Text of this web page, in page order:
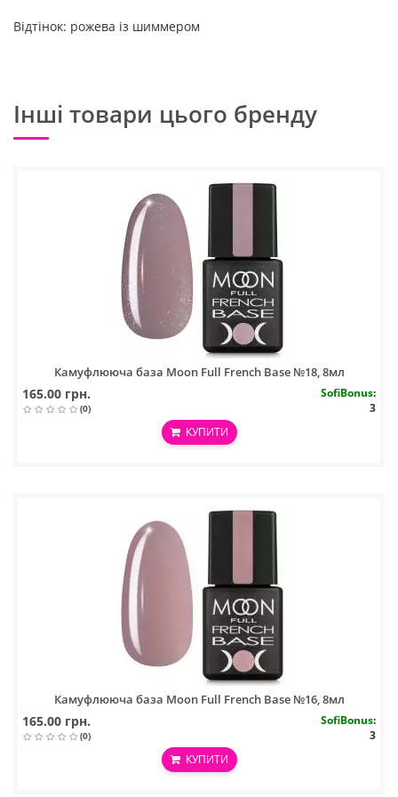
Відтінок: рожева із шиммером
Інші товари цього бренду
Камуфлююча база Moon Full French Base №18, 8мл
165.00 грн.
(0)
SofiBonus:
3
КУПИТИ
Камуфлююча база Moon Full French Base №16, 8мл
165.00 грн.
(0)
SofiBonus:
3
КУПИТИ